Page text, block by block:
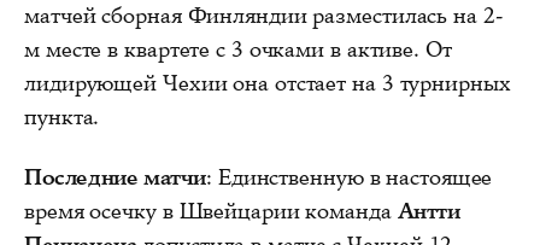
матчей сборная Финляндии разместилась на 2-
м месте в квартете с 3 очками в активе. От
лидирующей Чехии она отстает на 3 турнирных
пункта.
Последние матчи: Единственную в настоящее
время осечку в Швейцарии команда Антти